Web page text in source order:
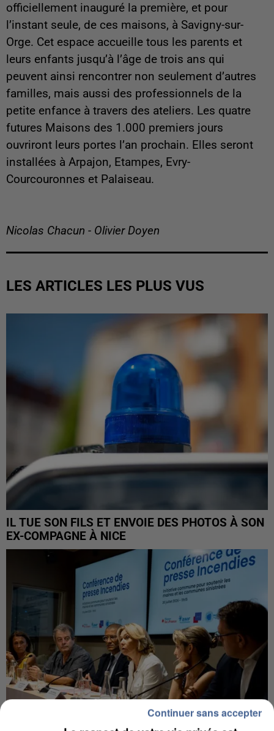
officiellement inauguré la première, et pour
l’instant seule, de ces maisons, à Savigny-sur-
Orge. Cet espace accueille tous les parents et
leurs enfants jusqu’à l’âge de trois ans qui
peuvent ainsi rencontrer non seulement d’autres
familles, mais aussi des professionnels de la
petite enfance à travers des ateliers. Les quatre
futures Maisons des 1.000 premiers jours
ouvriront leurs portes l’an prochain. Elles seront
installées à Arpajon, Etampes, Evry-
Courcouronnes et Palaiseau.
Nicolas Chacun - Olivier Doyen
LES ARTICLES LES PLUS VUS
IL TUE SON FILS ET ENVOIE DES PHOTOS À SON
EX-COMPAGNE À NICE
Continuer sans accepter